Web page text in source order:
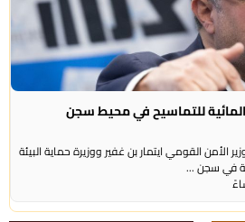
للتماسيح في محيط سجن
القومي ايتمار بن غفير ووزيرة حماية البيئة
في سجن ...